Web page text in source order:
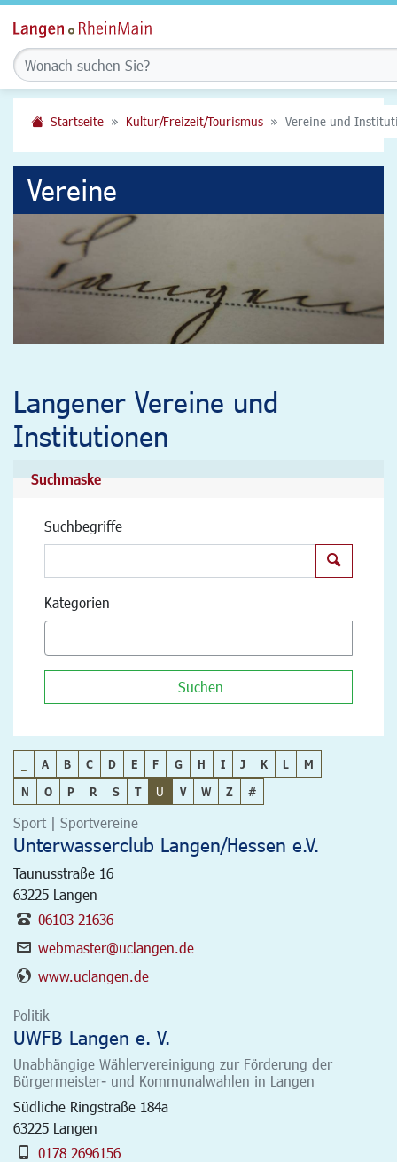
Startseite Kultur/Freizeit/Tourismus Vereine und
Vereine
Langener Vereine und
Institutionen
Suchmaske
Suchbegriffe
Kategorien
Suchen
A B C D E F G H I J K L
M
N
O P R S T U V W Z #
Sport | Sportvereine
Unterwasserclub Langen/Hessen e.V.
Taunusstraße 16
63225 Langen
06103 21636
webmaster@uclangen.de
www.uclangen.de
Politik
UWFB Langen e. V.
Unabhängige Wählervereinigung zur Förderung der
Bürgermeister- und Kommunalwahlen in Langen
Südliche Ringstraße 184a
63225 Langen
0178 2696156